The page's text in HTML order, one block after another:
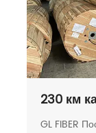
230 км
OS2 в
GL FIBER